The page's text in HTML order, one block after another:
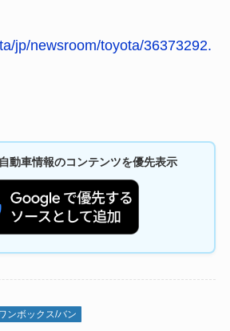
jp/newsroom/toyota/36373292.
動車情報のコンテンツを優先表示
ンボックス/バン